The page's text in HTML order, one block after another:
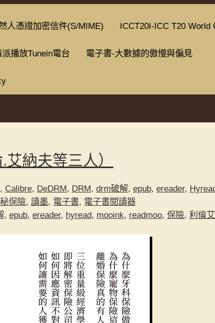
人憑證加密信件(S/MIME) ICCT20I-ICC T20 World
播放Tunein電台 電子書-大數據的傲慢與偏見
納夫等三人）
, Calibre, DeDRM, DRM, drm破解, epub, ereader,
保險, 讀墨, 電子書, 電子書閱讀器
, epub, ereader, hyread, mooink, readmoo, 保險, 利倫